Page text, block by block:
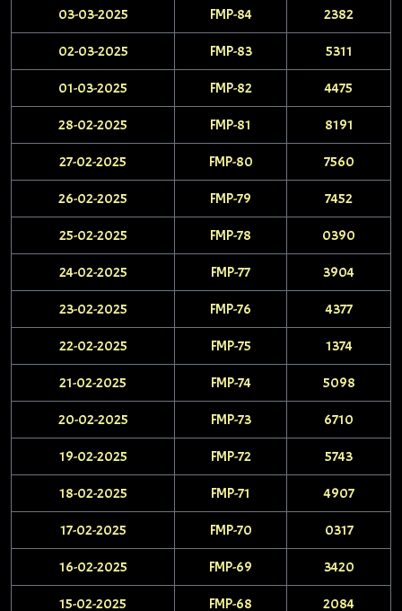
03-03-2025 FMP-84 2382
02-03-2025 FMP-83 5311
01-03-2025 FMP-82 4475
28-02-2025 FMP-81 8191
27-02-2025 FMP-80 7560
26-02-2025 FMP-79 7452
25-02-2025 FMP-78 0390
24-02-2025 FMP-77 3904
23-02-2025 FMP-76 4377
22-02-2025 FMP-75 1374
21-02-2025 FMP-74 5098
20-02-2025 FMP-73 6710
19-02-2025 FMP-72 5743
18-02-2025 FMP-71 4907
17-02-2025 FMP-70 0317
16-02-2025 FMP-69 3420
15-02-2025 FMP-68 2084